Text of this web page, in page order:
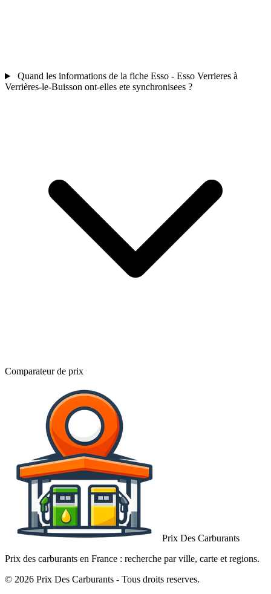
Quand les informations de la fiche Esso - Esso Verrieres à
Verrières-le-Buisson ont-elles ete synchronisees ?
Comparateur de prix
Prix Des Carburants
Prix des carburants en France : recherche par ville, carte et regions.
© 2026 Prix Des Carburants - Tous droits reserves.